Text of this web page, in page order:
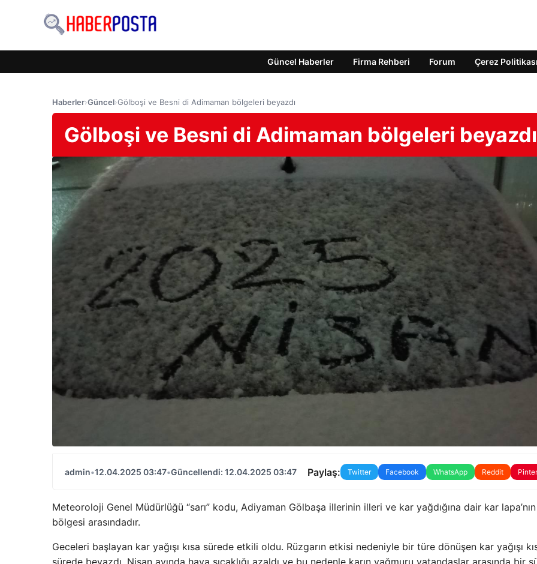
Güncel Haberler Firma Rehberi Forum Çerez Politikası
Haberler›Güncel›Gölboşi ve Besni di Adimaman bölgeleri beyazdı
Gölboşi ve Besni di Adimaman bölgeleri beyazdı
admin•12.04.2025 03:47•Güncellendi: 12.04.2025 03:47 Paylaş: Twitter Facebook WhatsApp Reddit
Meteoroloji Genel Müdürlüğü “sarı” kodu, Adiyaman Gölbaşa illerinin illeri ve kar yağdığına dair kar
bölgesi arasındadır.
Geceleri başlayan kar yağışı kısa sürede etkili oldu. Rüzgarın etkisi nedeniyle bir türe dönüşen kar yağışı